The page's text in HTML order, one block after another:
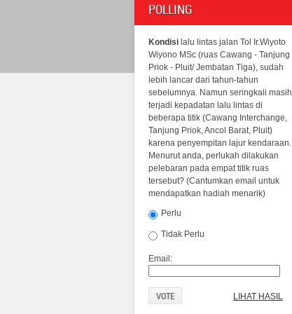
POLLING
Kondisi lalu lintas jalan Tol Ir.Wiyoto
Wiyono MSc (ruas Cawang - Tanjung
Priok - Pluit/ Jembatan Tiga), sudah
lebih lancar dari tahun-tahun
sebelumnya. Namun seringkali masih
terjadi kepadatan lalu lintas di
beberapa titik (Cawang Interchange,
Tanjung Priok, Ancol Barat, Pluit)
karena penyempitan lajur kendaraan.
Menurut anda, perlukah dilakukan
pelebaran pada empat titik ruas
tersebut? (Cantumkan email untuk
mendapatkan hadiah menarik)
Perlu
Tidak Perlu
Email:
LIHAT HASIL